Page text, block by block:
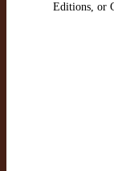
Editions, or